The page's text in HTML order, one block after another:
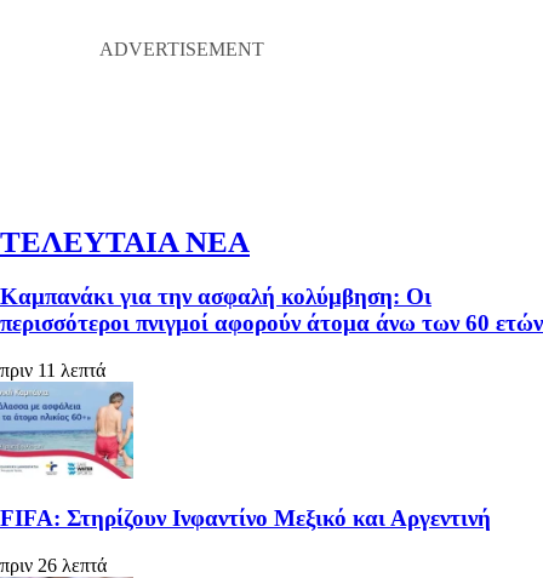
ΤΕΛΕΥΤΑΙΑ ΝΕΑ
Καμπανάκι για την ασφαλή κολύμβηση: Οι
περισσότεροι πνιγμοί αφορούν άτομα άνω των 60 ετών
πριν 11 λεπτά
FIFA: Στηρίζουν Ινφαντίνο Μεξικό και Αργεντινή
πριν 26 λεπτά